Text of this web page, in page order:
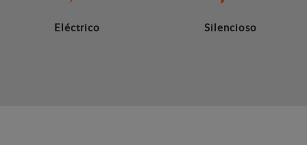
Eléctrico Silencioso